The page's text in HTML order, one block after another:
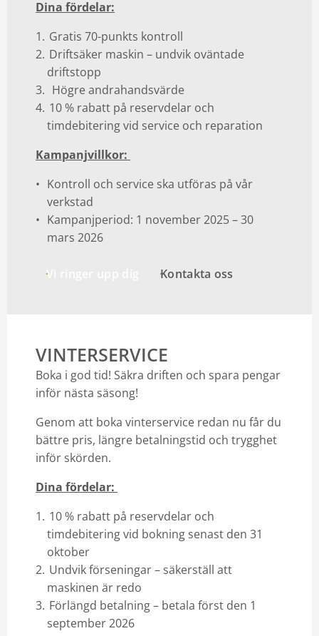
Dina fördelar:
Gratis 70-punkts kontroll
Driftsäker maskin – undvik oväntade
driftstopp
Högre andrahandsvärde
10 % rabatt på reservdelar och
timdebitering vid service och reparation
Kampanjvillkor:
Kontroll och service ska utföras på vår
verkstad
Kampanjperiod: 1 november 2025 – 30
mars 2026
Vi ringer upp dig Kontakta oss
VINTERSERVICE
Boka i god tid! Säkra driften och spara pengar
inför nästa säsong!
Genom att boka vinterservice redan nu får du
bättre pris, längre betalningstid och trygghet
inför skörden.
Dina fördelar:
10 % rabatt på reservdelar och
timdebitering vid bokning senast den 31
oktober
Undvik förseningar – säkerställ att
maskinen är redo
Förlängd betalning – betala först den 1
september 2026